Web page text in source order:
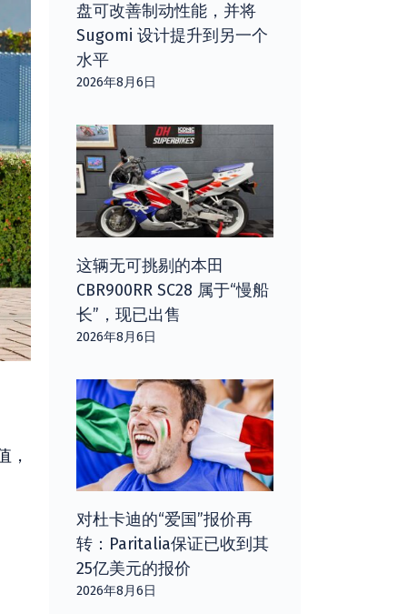
，
盘可改善制动性能，并将
Sugomi 设计提升到另一个
水平
2026年8月6日
这辆无可挑剔的本田
CBR900RR SC28 属于“慢船
长”，现已出售
2026年8月6日
对杜卡迪的“爱国”报价再
转：Paritalia保证已收到其
25亿美元的报价
2026年8月6日